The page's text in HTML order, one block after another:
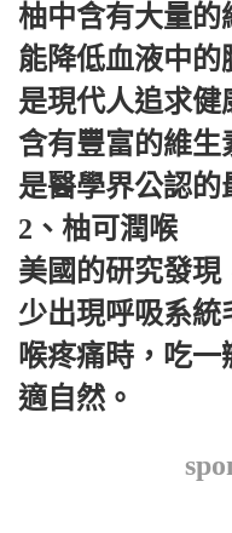
柚中含有大量的
能降低血液中的
是現代人追求健
含有豐富的維生
是醫學界公認的
2、柚可潤喉
美國的研究發現
少出現呼吸系統
喉疼痛時，吃一
適自然。